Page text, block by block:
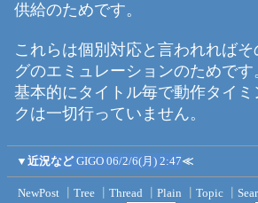
供給のためです。
これらは個別対応と言われれば
グのエミュレーションのためです
基本的にタイトル毎で動作タイ
クは一切行っていません。
▼ 近況など GIGO 06/2/6(月) 2:47≪
NewPost Tree Thread Plain Topic